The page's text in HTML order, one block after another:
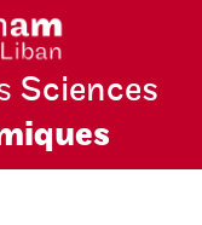
Sciences